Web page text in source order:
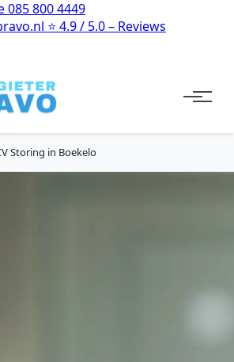
085 800 4449
⭐ 4.9 / 5.0 – Reviews
Storing in Boekelo